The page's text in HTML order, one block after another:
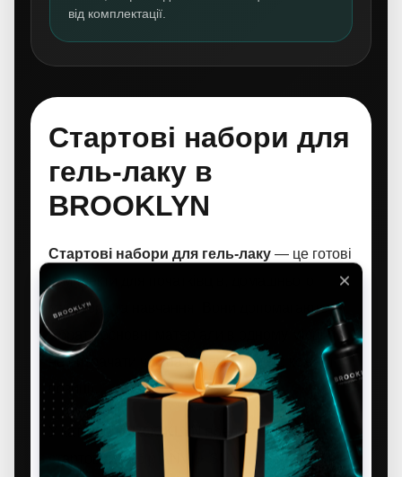
від комплектації.
Стартові набори для
гель-лаку в
BROOKLYN
Стартові набори для гель-лаку — це готові
комплекти для початківців, домашнього
манікюру та навчання. Вони допомагають
зібрати основні матеріали в одному місці й
не витрачати час на окремий підбір кожної
позиції.
У категорії BROOKLYN представлений
стартовий набір ANVI + SUN mini. Це